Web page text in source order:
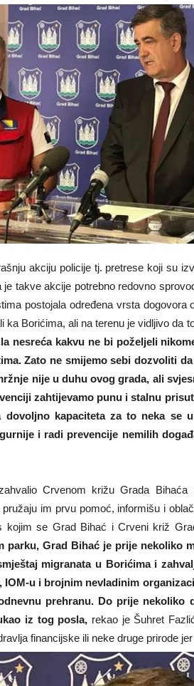
akciju policije tj. pretrese koji su
je takve akcije potrebno redovno
postojala određena vrsta dogovora
ka Borićima, ali na terenu je vidljivo da
nesreća kakvu ne bi poželjeli
Zato ne smijemo sebi dozvoliti
nije u duhu ovog grada, ali
zahtijevamo punu i stalnu
dovoljno kapaciteta za to neka se
i radi prevencije nemilih
Crvenom križu Grada
im prvu pomoć, informišu i
kojim se Grad Bihać i Crveni križ
parku, Grad Bihać je prije nekoliko
migranata u Borićima i
IOM-u i brojnim nevladinim
prehranu. Do prije nekoliko
iz tog posla, rekao je Šuhret
financijske ili neke druge prirode